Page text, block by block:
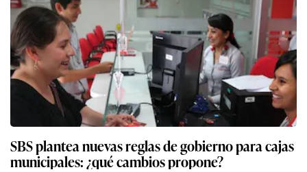
SBS plantea nuevas reglas de gobierno para cajas
municipales: ¿qué cambios propone?